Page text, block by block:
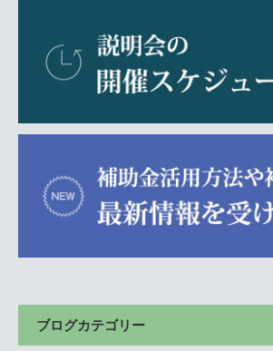
ブログカテゴリー